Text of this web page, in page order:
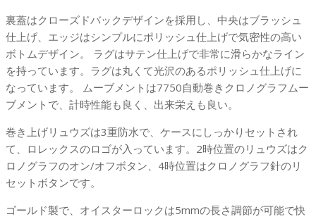
裏蓋はクローズドバックデザインを採用し、中央はブラッシュ
仕上げ、エッジはシンプルにポリッシュ仕上げで気密性の高い
ボトムデザイン。 ラグはサテン仕上げで非常に滑らかなライン
を持っています。ラグは丸くて光沢のあるポリッシュ仕上げに
なっています。 ムーブメントは7750自動巻きクロノグラフムー
ブメントで、計時性能も良く、出来栄えも良い。
巻き上げリュウズは3重防水で、ケースにしっかりセットされ
て、ロレックスのロゴが入っています。2時位置のリュウズはク
ロノグラフのオン/オフボタン、4時位置はクロノグラフ針のリ
セットボタンです。
ゴールド製で、オイスターロックは5mmの長さ調節が可能で快